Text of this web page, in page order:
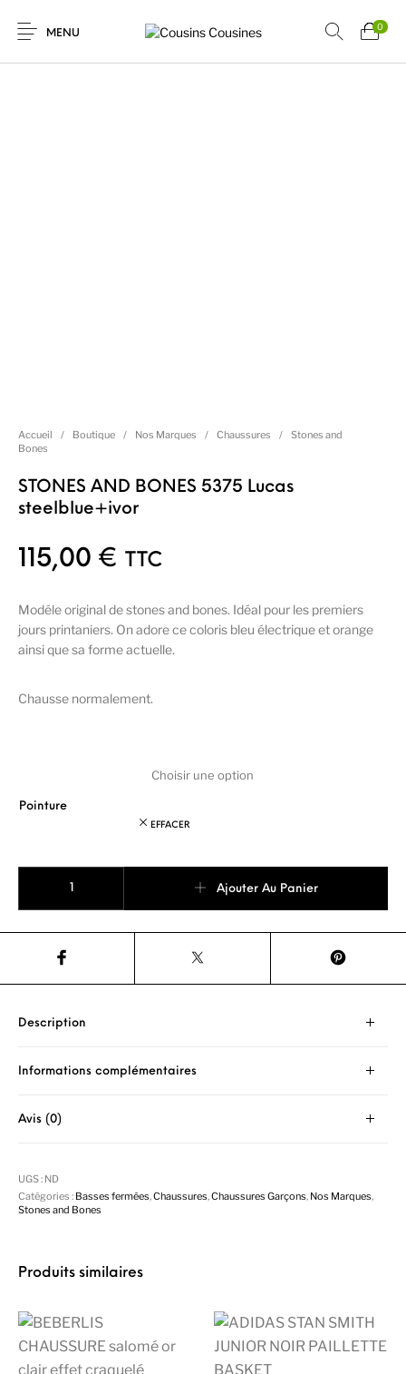
MENU
0
Accueil / Boutique / Nos Marques / Chaussures /
Stones and
Bones
STONES AND BONES 5375 Lucas
steelblue+ivor
115,00€ TTC
Modéle original de stones and bones. Idéal pour les premiers
jours printaniers. On adore ce coloris bleu électrique et orange
ainsi que sa forme actuelle.
Chausse normalement.
Pointure
EFFACER
Ajouter Au Panier
Description
Informations complémentaires
Avis (0)
UGS : ND
Catégories : Basses fermées ,Chaussures ,Chaussures Garçons Nos Marques
Stones and Bones
Produits similaires